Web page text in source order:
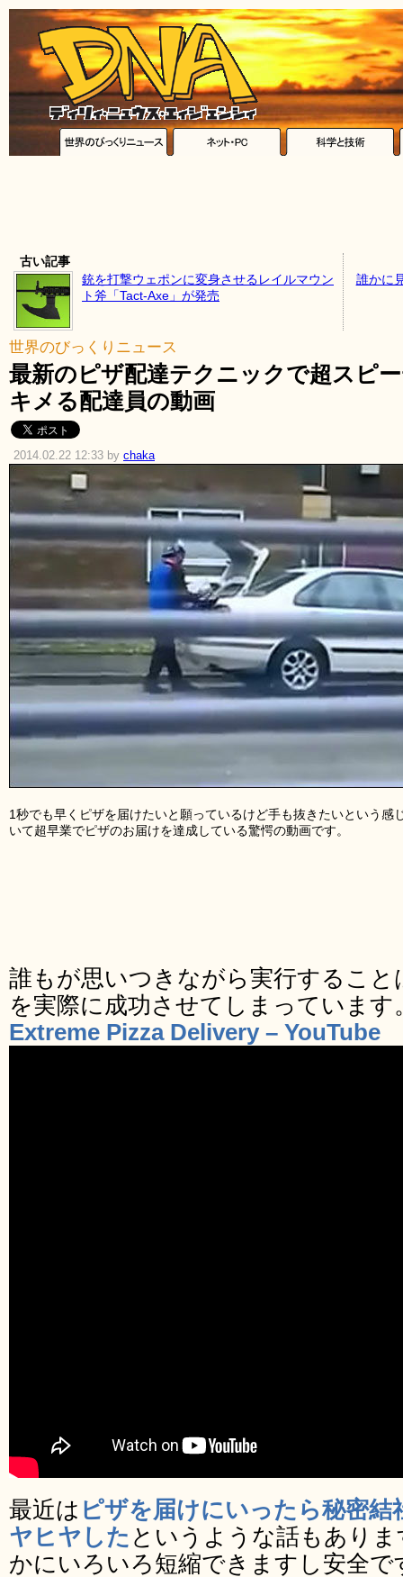
古い記事
銃を打撃ウェポンに変身させるレイルマウン
ト斧「Tact-Axe」が発売
誰かに
世界のびっくりニュース
最新のピザ配達テクニックで超スピ
キメる配達員の動画
2014.02.22 12:33 by chaka
1秒でも早くピザを届けたいと願っているけど手も抜きたいという感
いて超早業でピザのお届けを達成している驚愕の動画です。
誰もが思いつきながら実行するこ
を実際に成功させてしまっています
Extreme Pizza Delivery – YouTube
最近は ピザを届けにいったら秘密
ヤヒヤした というような話もあり
かにいろいろ短縮できますし安全